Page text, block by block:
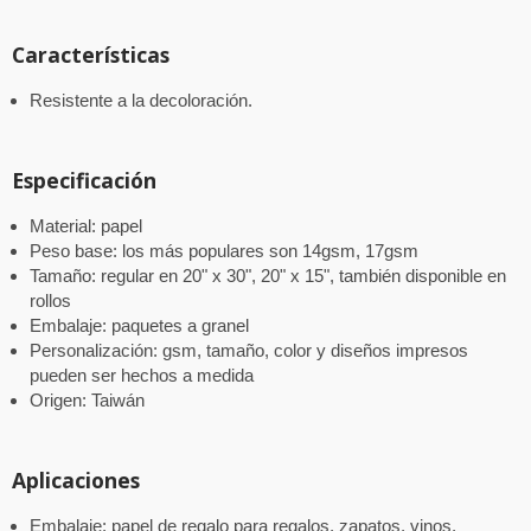
Características
Resistente a la decoloración.
Especificación
Material: papel
Peso base: los más populares son 14gsm, 17gsm
Tamaño: regular en 20" x 30", 20" x 15", también disponible en
rollos
Embalaje: paquetes a granel
Personalización: gsm, tamaño, color y diseños impresos
pueden ser hechos a medida
Origen: Taiwán
Aplicaciones
Embalaje: papel de regalo para regalos, zapatos, vinos,